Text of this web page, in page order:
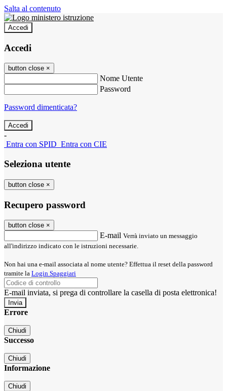
Salta al contenuto
Accedi
Accedi
button close ×
Nome Utente
Password
Password dimenticata?
-
Entra con SPID Entra con CIE
Seleziona utente
button close ×
Recupero password
button close ×
E-mail Verrà inviato un messaggio
all'indirizzo indicato con le istruzioni necessarie.
Non hai una e-mail associata al nome utente? Effettua il reset della password
tramite la Login Spaggiari
E-mail inviata, si prega di controllare la casella di posta elettronica!
Errore
Chiudi
Successo
Chiudi
Informazione
Chiudi